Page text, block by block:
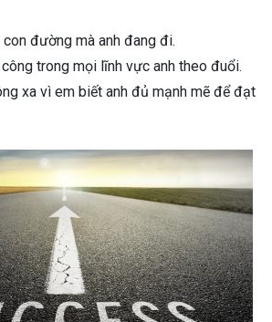
con đường mà anh đang đi.
công trong mọi lĩnh vực anh theo đuổi.
xa vì em biết anh đủ mạnh mẽ để đạt